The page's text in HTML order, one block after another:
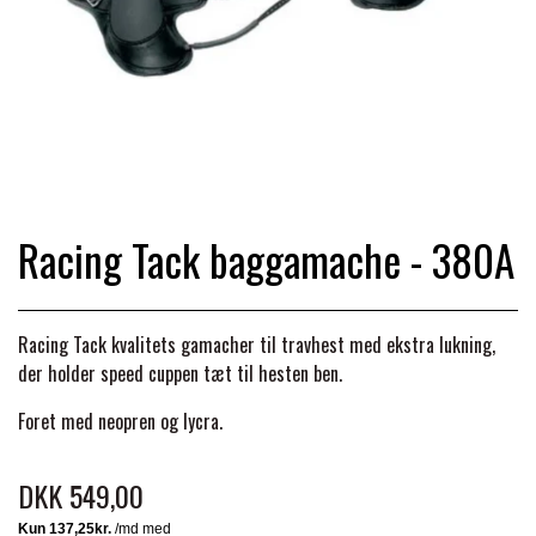
DÆKKENER & TILBEHØR
TILSKUD & VITAMINER
LONGERING
JAKKER & VESTE
HJELME
SIKKERHEDSVESTE
STRIGLEKASSER & STALDSKABE
SHAMPOO & SHINER
HOVPLEJE
LÆDER & UDSTYRSPLEJE
KLIPPEMASKINER & STØVSUGERE
TRAV & GALOP
SEJRSDÆKKENER
GRIMER & TRÆKTOV
SELER & TILBEHØR
HOVEDLAG & TILBEHØR
GAMSCHER & BANDAGER
PREMIER EQUINE REGN - &
OVERGANGSDÆKKEN
PREMIER EQUINE VINTERDÆKKEN
PREMIER EQUINE STALDDÆKKEN
OUTLET
BRANDS
Racing Tack baggamache - 380A
Racing Tack kvalitets gamacher til travhest med ekstra lukning,
der holder speed cuppen tæt til hesten ben.
Foret med neopren og lycra.
DKK 549,00